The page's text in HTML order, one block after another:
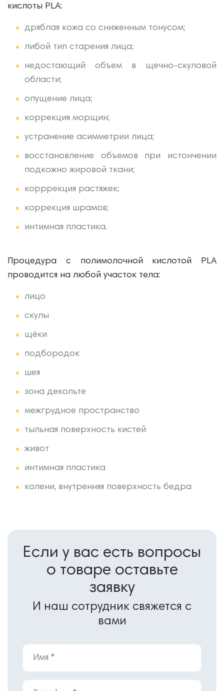
кислоты PLA:
дряблая кожа со сниженным тонусом;
либой тип старения лица;
недостающий объем в щечно-скуловой
области;
опущение лица;
коррекция морщин;
устранение асимметрии лица;
восстановление объемов при истончении
подкожно жировой ткани;
корррекция растяжек;
коррекция шрамов;
интимная пластика.
Процедура с полимолочной кислотой PLA
проводится на любой участок тела:
лицо
скулы
щёки
подбородок
шея
зона декольте
межгрудное пространство
тыльная поверхность кистей
живот
интимная пластика
колени, внутренняя поверхность бедра
Если у вас есть вопросы
о товаре оставьте
заявку
И наш сотрудник свяжется с
вами